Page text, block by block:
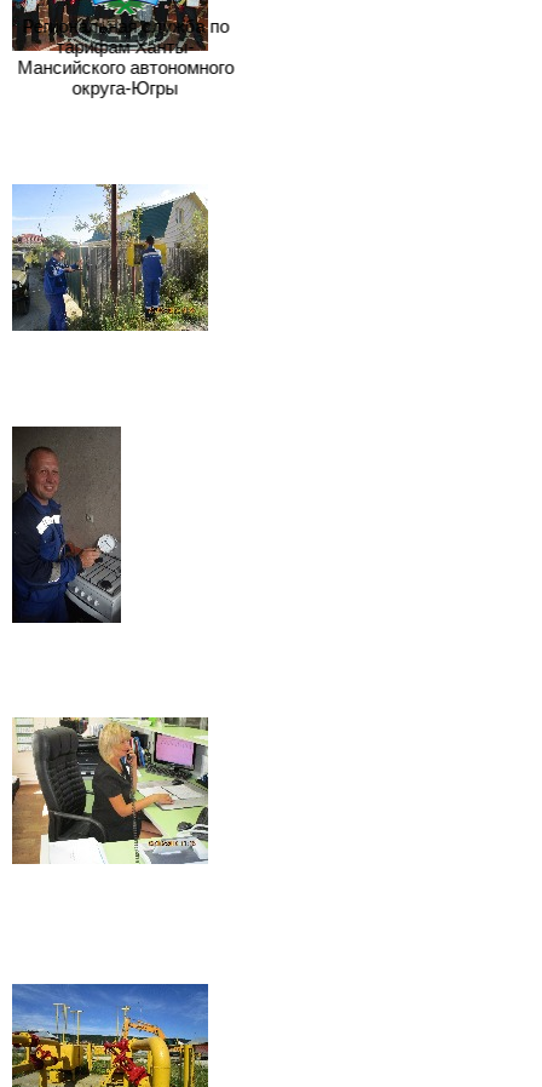
Региональная служба по
тарифам Ханты-
Мансийского автономного
округа-Югры